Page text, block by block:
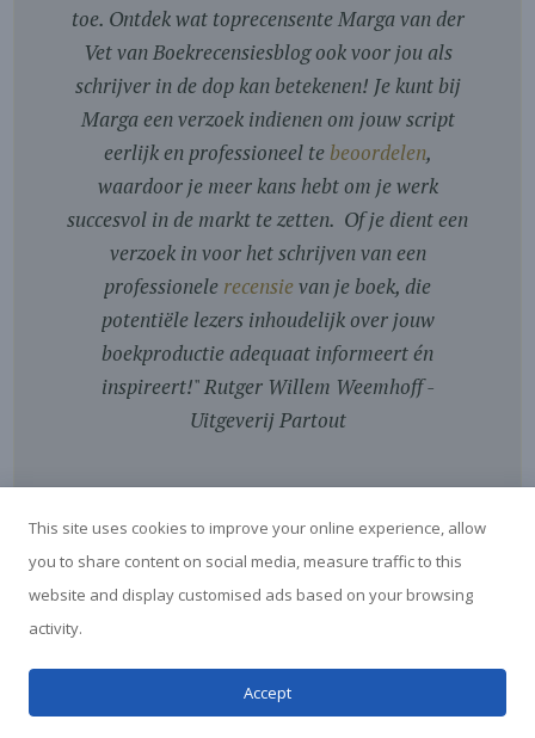
toe. Ontdek wat toprecensente Marga van der
Vet van Boekrecensiesblog ook voor jou als
schrijver in de dop kan betekenen! Je kunt bij
Marga een verzoek indienen om jouw script
eerlijk en professioneel te beoordelen,
waardoor je meer kans hebt om je werk
succesvol in de markt te zetten. Of je dient een
verzoek in voor het schrijven van een
professionele recensievan je boek, die
potentiële lezers inhoudelijk over jouw
boekproductie adequaat informeert én
inspireert!"Rutger Willem Weemhoff -
Uitgeverij Partout
© Boekrecensies Blog - door Marga van der Vet - 2026
This site uses cookies to improve your online experience, allow
you to share content on social media, measure traffic to this
website and display customised ads based on your browsing
activity.
Accept